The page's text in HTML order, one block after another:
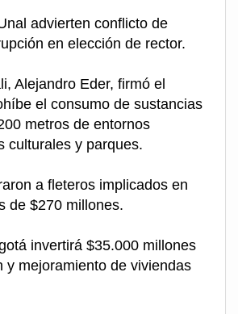
advierten conflicto de
en elección de rector.
Alejandro Eder, firmó el
el consumo de sustancias
metros de entornos
culturales y parques.
a fleteros implicados en
de $270 millones.
invertirá $35.000 millones
y mejoramiento de viviendas